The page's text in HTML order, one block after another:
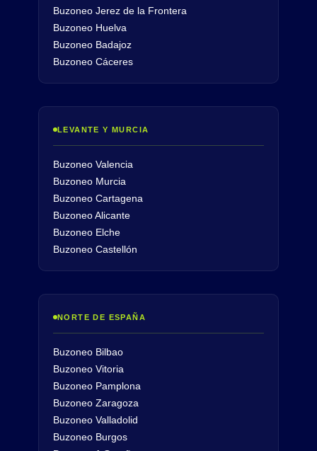
Buzoneo Jerez de la Frontera
Buzoneo Huelva
Buzoneo Badajoz
Buzoneo Cáceres
LEVANTE Y MURCIA
Buzoneo Valencia
Buzoneo Murcia
Buzoneo Cartagena
Buzoneo Alicante
Buzoneo Elche
Buzoneo Castellón
NORTE DE ESPAÑA
Buzoneo Bilbao
Buzoneo Vitoria
Buzoneo Pamplona
Buzoneo Zaragoza
Buzoneo Valladolid
Buzoneo Burgos